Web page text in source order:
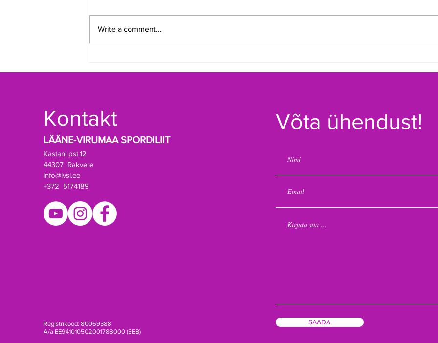
Write a comment...
Kontakt
LÄÄNE-VIRUMAA SPORDILIIT
Kastani pst.12
44307 Rakvere
info@lvsl.ee
+372 5174189
Registrikood: 80069388
A/a EE941010502001788000 (SEB)
Võta ühendust!
SAADA